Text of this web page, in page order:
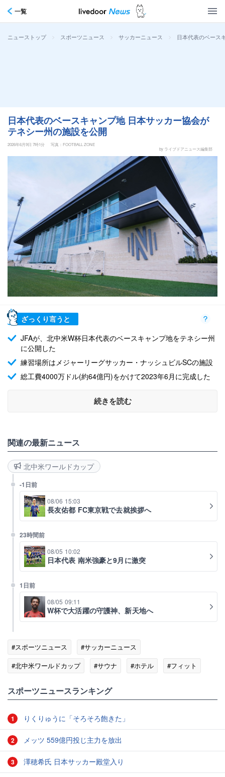
一覧
ニューストップ > スポーツニュース > サッカーニュース > 日本代表のベース
日本代表のベースキャンプ地 日本サッカー協会が
テネシー州の施設を公開
2026年6月9日 7時1分
写真：FOOTBALL ZONE
by ライブドアニュース編集部
ざっくり言うと
JFAが、北中米W杯日本代表のベースキャンプ地をテネシー州
に公開した
練習場所はメジャーリーグサッカー・ナッシュビルSCの施設
総工費4000万ドル(約64億円)をかけて2023年6月に完成した
続きを読む
関連の最新ニュース
北中米ワールドカップ
-1日前
08/06 15:03
長友佑都 FC東京戦で去就挨拶へ
23時間前
08/05 10:02
日本代表 南米強豪と9月に激突
1日前
08/05 09:11
W杯で大活躍の守護神、新天地へ
#スポーツニュース
#サッカーニュース
#北中米ワールドカップ
#サウナ #ホテル
#フィット
スポーツニュースランキング
1 りくりゅうに「そろそろ飽きた」
2 メッツ 559億円投じ主力を放出
3 澤穂希氏 日本サッカー殿堂入り